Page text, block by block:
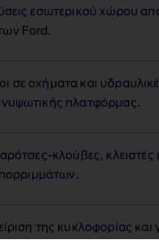
εσωτερικού χώρου
Ford.
σε οχήματα και
πλατφόρμας.
της κυκλοφορίας και